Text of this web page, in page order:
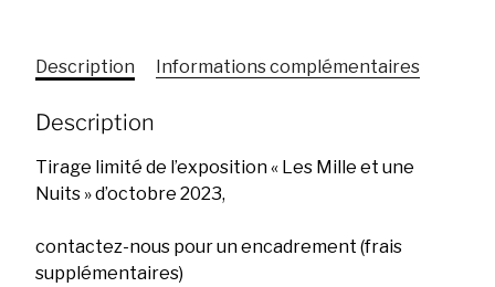
Description Informations complémentaires
Description
Tirage limité de l’exposition « Les Mille et une
Nuits » d’octobre 2023,
contactez-nous pour un encadrement (frais
supplémentaires)